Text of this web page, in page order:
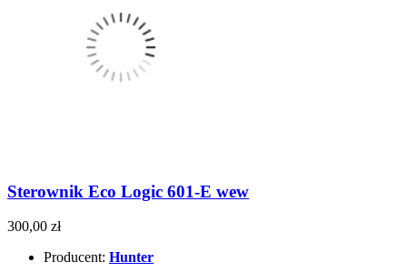
Sterownik Eco Logic 601-E wew
300,00 zł
Producent: Hunter